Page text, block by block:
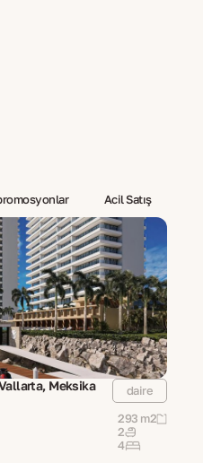
Acil Satış
Meksika daire
293 m2
2
4